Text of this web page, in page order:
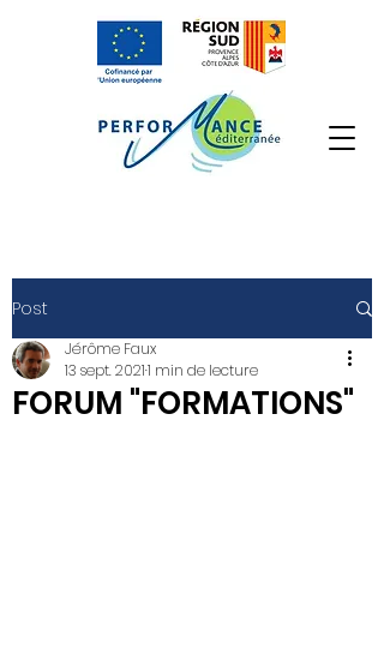
Post
FORUM "FORMATIONS"
Jérôme Faux
13 sept. 20211 min de lecture